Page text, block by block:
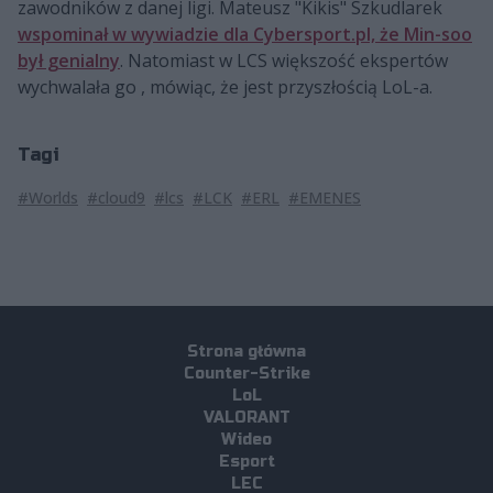
zawodników z danej ligi. Mateusz "Kikis" Szkudlarek
wspominał w wywiadzie dla Cybersport.pl, że Min-soo
był genialny. Natomiast w LCS większość ekspertów
wychwalała go , mówiąc, że jest przyszłością LoL-a.
Tagi
#Worlds #cloud9 #lcs #LCK #ERL #EMENES
Strona główna
Counter-Strike
LoL
VALORANT
Wideo
Esport
LEC